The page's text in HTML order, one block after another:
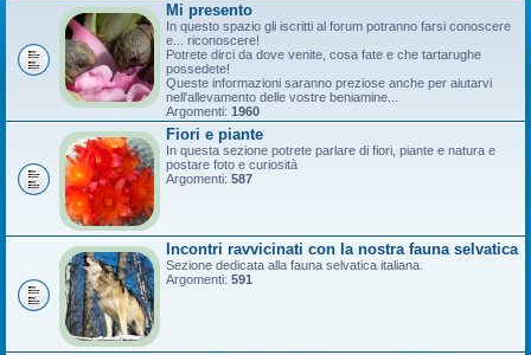
Mi presento
In questo spazio gli iscritti al forum potranno farsi conoscere
e... riconoscere!
Potrete dirci da dove venite, cosa fate e che tartarughe
possedete!
Queste informazioni saranno preziose anche per aiutarvi
nell'allevamento delle vostre beniamine...
Argomenti: 1960
Fiori e piante
In questa sezione potrete parlare di fiori, piante e natura e
postare foto e curiosità
Argomenti: 587
Incontri ravvicinati con la nostra fauna selvatica
Sezione dedicata alla fauna selvatica italiana.
Argomenti: 591